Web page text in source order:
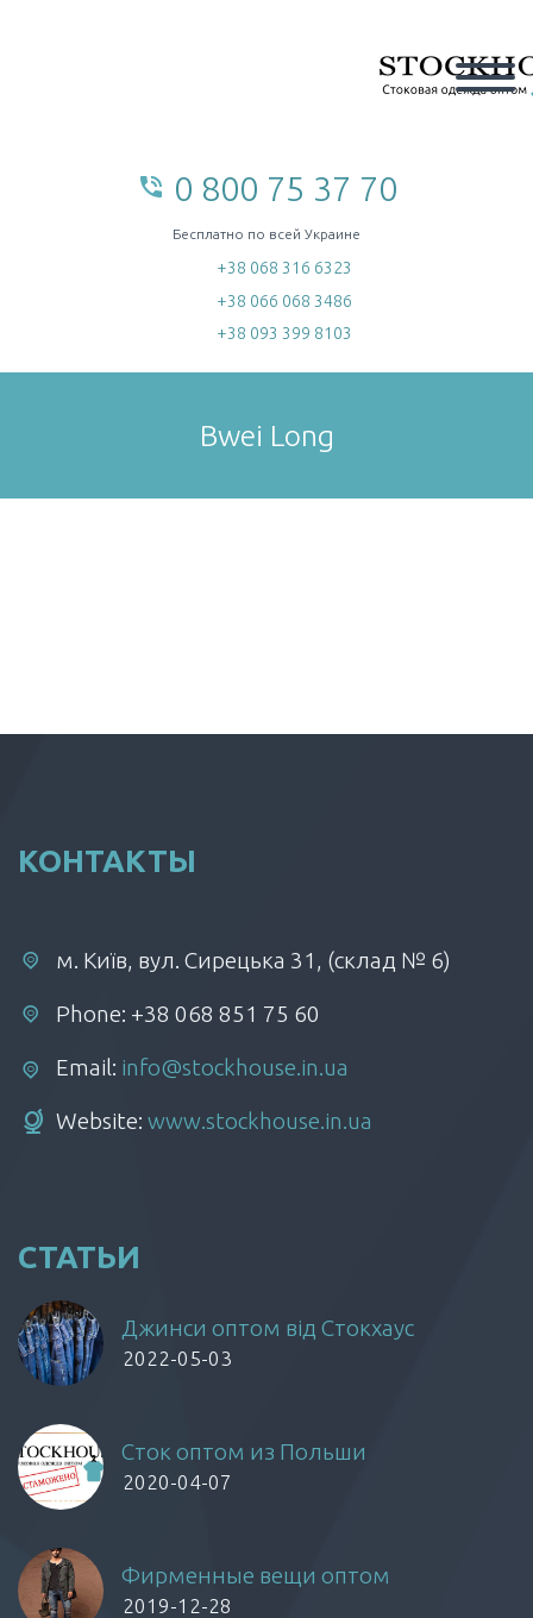
phone_in_talk 0 800 75 37 70
Бесплатно по всей Украине
+38 068 316 6323
+38 066 068 3486
+38 093 399 8103
Bwei Long
КОНТАКТЫ
м. Київ, вул. Сирецька 31, (склад № 6)
Phone: +38 068 851 75 60
Email: info@stockhouse.in.ua
Website: www.stockhouse.in.ua
СТАТЬИ
Джинси оптом від Стокхаус
2022-05-03
Сток оптом из Польши
2020-04-07
Фирменные вещи оптом
2019-12-28